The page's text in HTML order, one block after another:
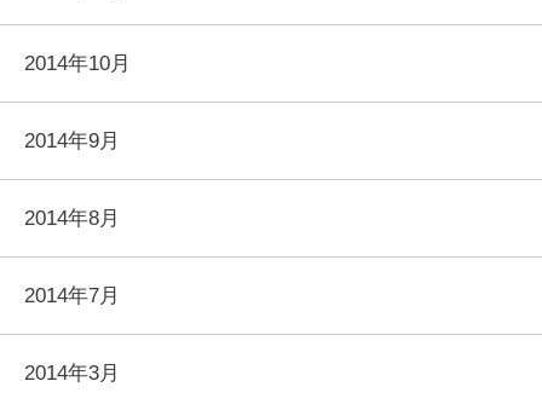
2014年10月
2014年9月
2014年8月
2014年7月
2014年3月